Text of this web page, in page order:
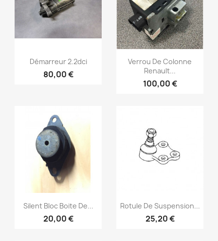
Aperçu rapide
Démarreur 2.2dci
80,00 €
Aperçu rapide
Verrou De Colonne
Renault...
100,00 €
Aperçu rapide
Silent Bloc Boite De...
20,00 €
Aperçu rapide
Rotule De Suspension...
25,20 €